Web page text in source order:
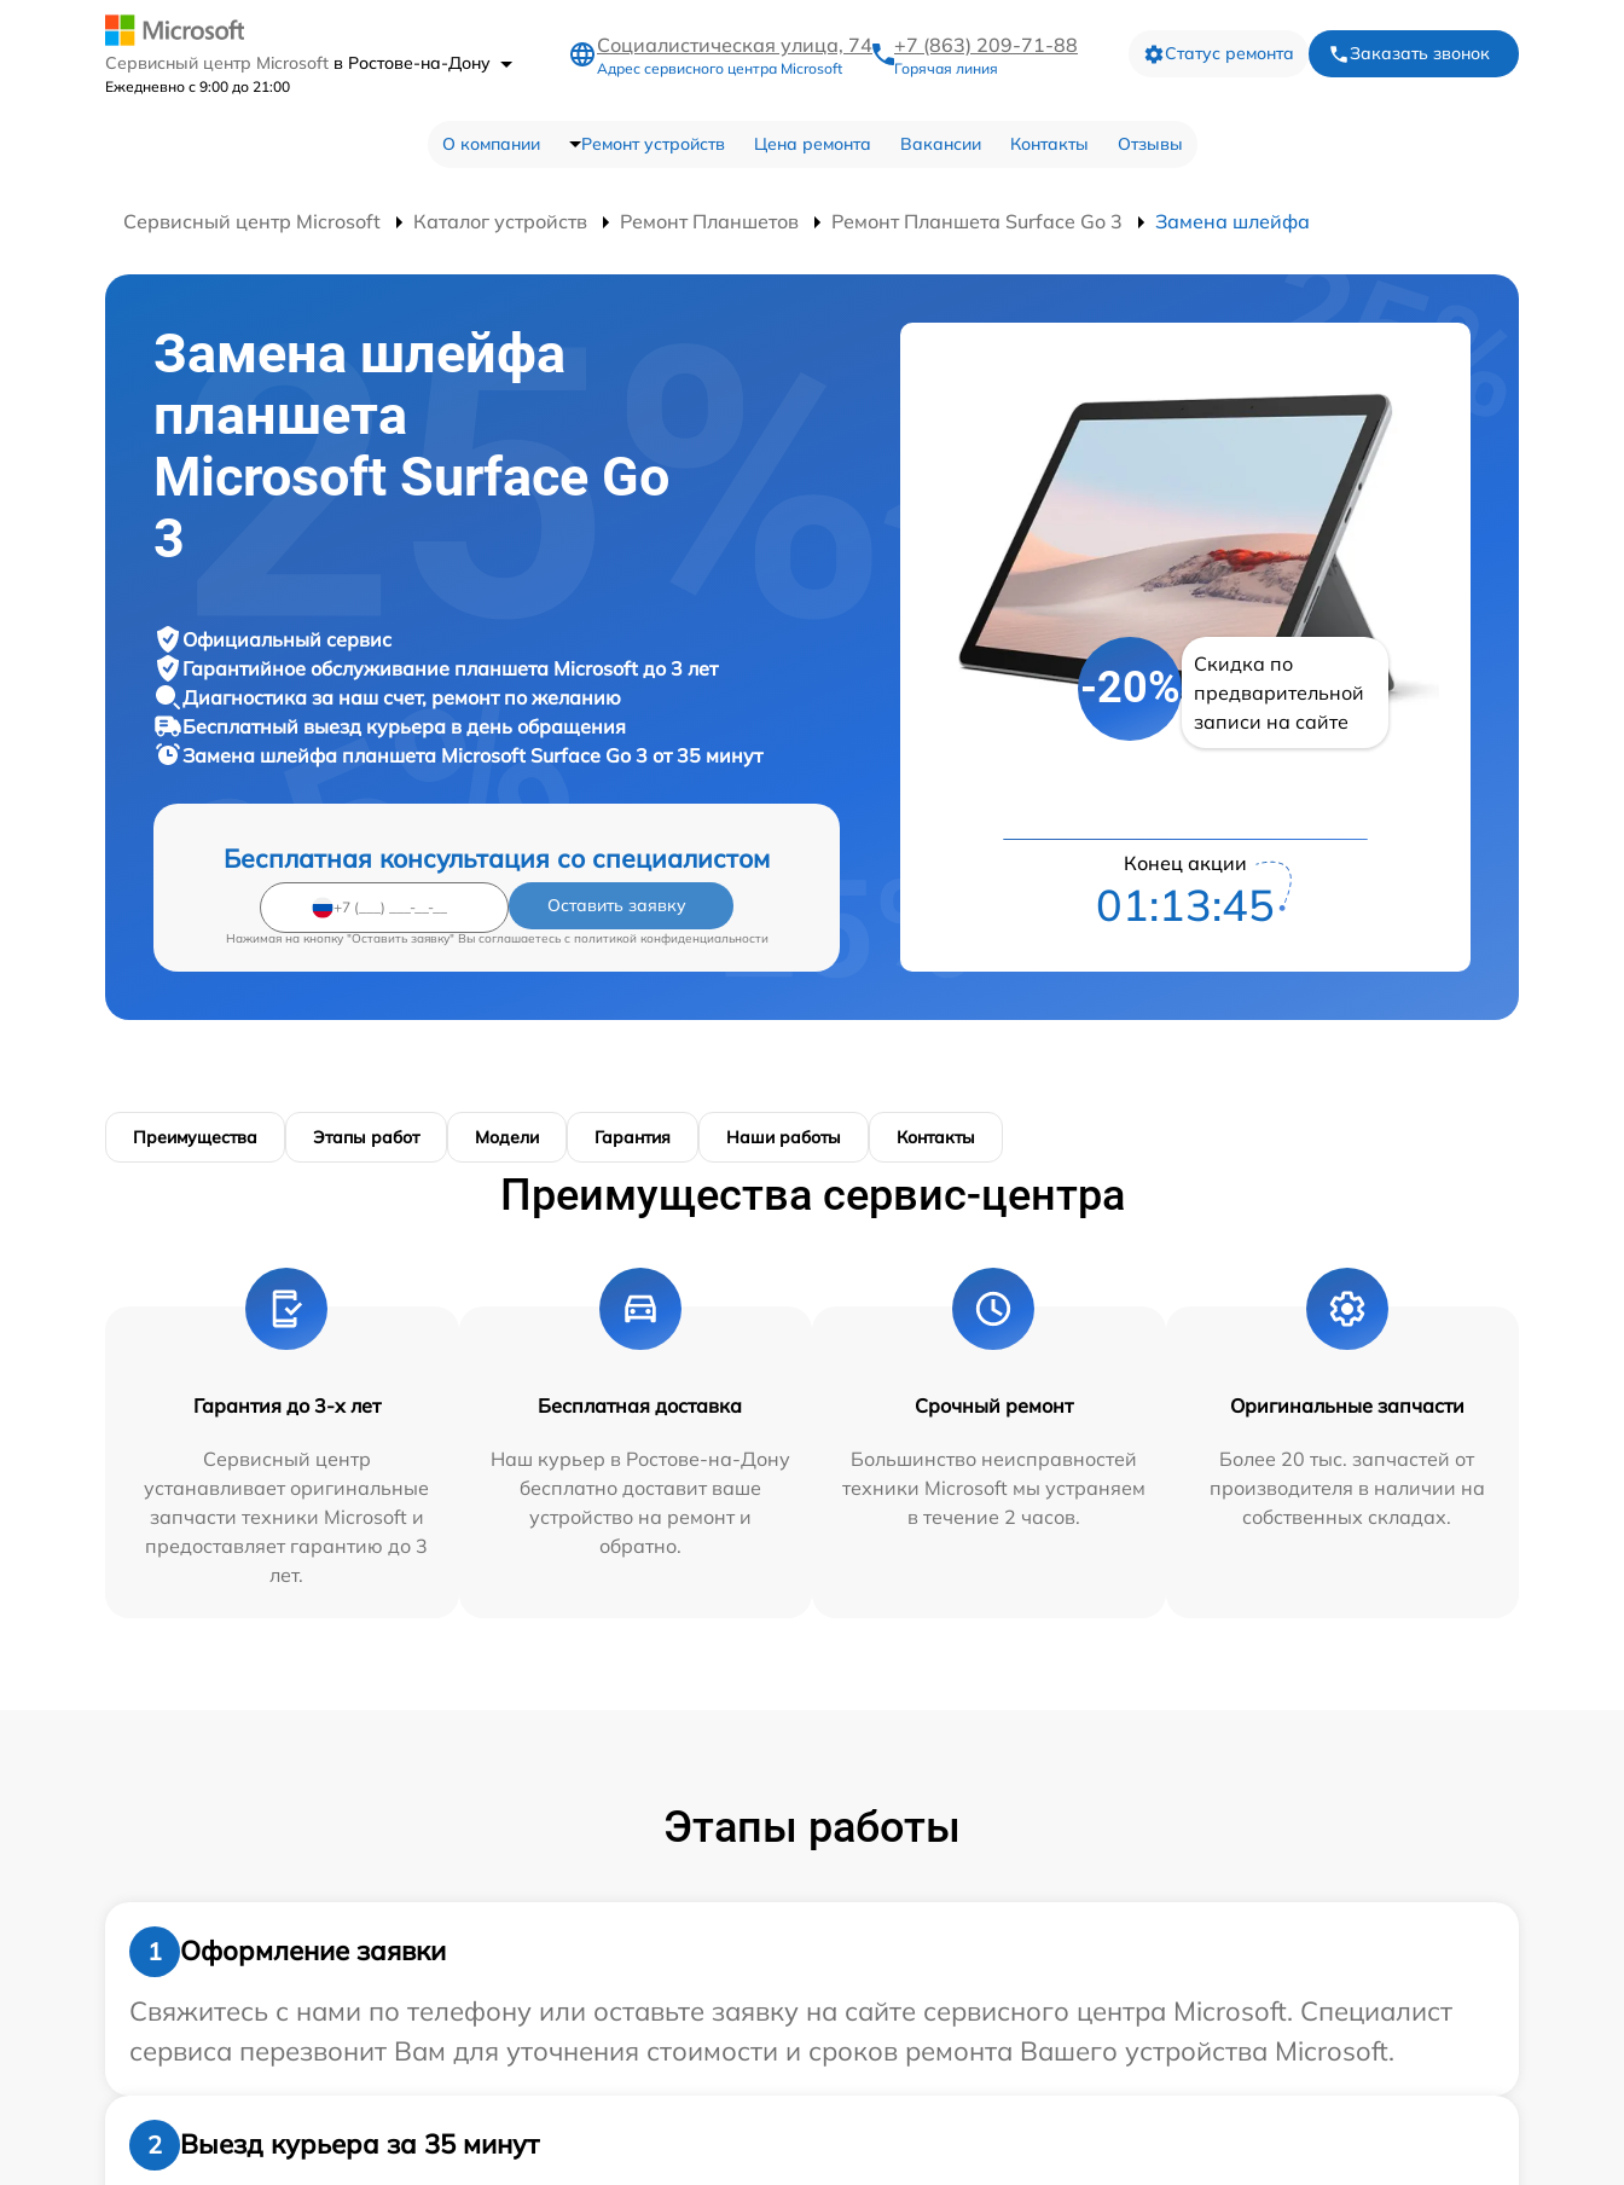
Сервисный центр Microsoft в Ростове-на-Дону
Ежедневно с 9:00 до 21:00
Социалистическая улица, 74
Адрес сервисного центра Microsoft
+7 (863) 209-71-88
Горячая линия
Статус ремонта Заказать звонок
О компании Ремонт устройств Цена ремонта Вакансии Контакты Отзывы
Сервисный центр Microsoft Каталог устройств Ремонт Планшетов Ремонт Планшета Surface Go 3 Замена шлейфа
Замена шлейфа
планшета
Microsoft Surface Go
3
Официальный сервис
Гарантийное обслуживание планшета Microsoft до 3 лет
Диагностика за наш счет, ремонт по желанию
Бесплатный выезд курьера в день обращения
Замена шлейфа планшета Microsoft Surface Go 3 от 35 минут
Бесплатная консультация со специалистом
Оставить заявку
Нажимая на кнопку "Оставить заявку" Вы соглашаетесь c политикой конфиденциальности
-20%
Скидка по
предварительной
записи на сайте
Конец акции
01:13:44
Преимущества Этапы работ Модели Гарантия Наши работы Контакты
Преимущества сервис-центра
Гарантия до 3-х лет
Сервисный центр
устанавливает оригинальные
запчасти техники Microsoft и
предоставляет гарантию до 3
лет.
Бесплатная доставка
Наш курьер в Ростове-на-Дону
бесплатно доставит ваше
устройство на ремонт и
обратно.
Срочный ремонт
Большинство неисправностей
техники Microsoft мы устраняем
в течение 2 часов.
Оригинальные запчасти
Более 20 тыс. запчастей от
производителя в наличии на
собственных складах.
Этапы работы
1
Оформление заявки
Свяжитесь с нами по телефону или оставьте заявку на сайте сервисного центра Microsoft. Специалист
сервиса перезвонит Вам для уточнения стоимости и сроков ремонта Вашего устройства Microsoft.
2
Выезд курьера за 35 минут